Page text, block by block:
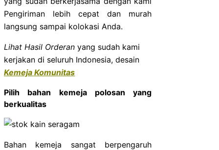
Pengiriman lebih cepat dan murah
langsung sampai kolokasi Anda.
Lihat Hasil Orderan yang sudah kami
kerjakan di seluruh Indonesia, desain
Kemeja Komunitas
Pilih bahan kemeja polosan yang
berkualitas
Bahan kemeja sangat berpengaruh